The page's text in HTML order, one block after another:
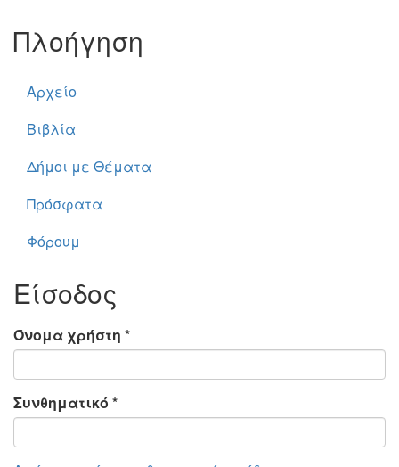
Πλοήγηση
Αρχείο
Βιβλία
Δήμοι με Θέματα
Πρόσφατα
Φόρουμ
Είσοδος
Όνομα χρήστη *
Συνθηματικό *